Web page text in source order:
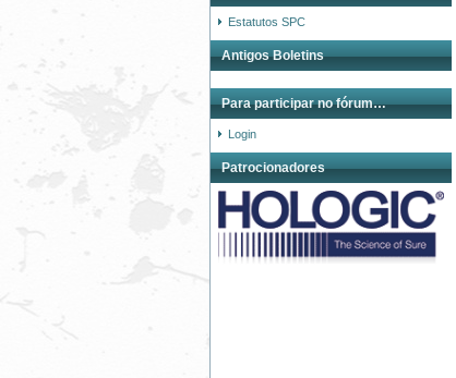
Estatutos SPC
Antigos Boletins
Para participar no fórum…
Login
Patrocionadores